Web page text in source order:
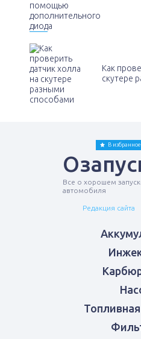
Как
скутере
Все о хорошем
автомобиля
В избранное
Редакция сайта